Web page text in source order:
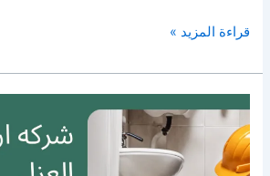
قراءة المزيد »
كشف
تسربات
المياه